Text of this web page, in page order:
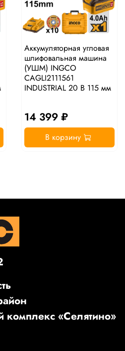
Аккумуляторная угловая
шлифовальная машина
(УШМ) INGCO
CAGLI2111561
INDUSTRIAL 20 В 115 мм
14 399 ₽
В корзину
комплекс «Селятино»